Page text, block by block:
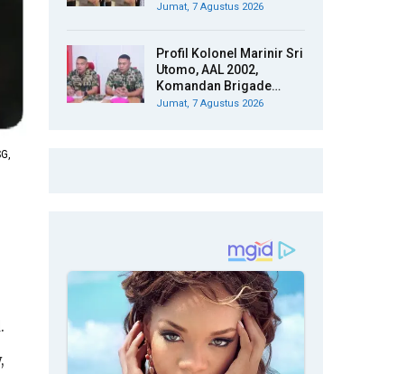
Jumat, 7 Agustus 2026
Profil Kolonel Marinir Sri
Utomo, AAL 2002,
Komandan Brigade…
Jumat, 7 Agustus 2026